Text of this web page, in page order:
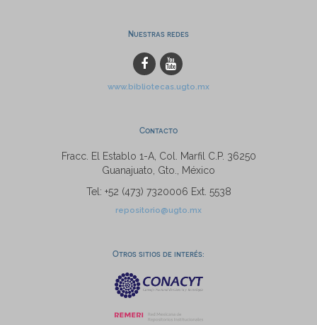
Nuestras redes
www.bibliotecas.ugto.mx
Contacto
Fracc. El Establo 1-A, Col. Marfil C.P. 36250
Guanajuato, Gto., México
Tel: +52 (473) 7320006 Ext. 5538
repositorio@ugto.mx
Otros sitios de interés: